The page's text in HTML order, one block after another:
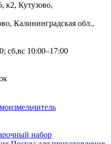
к2, Кутузово,
Калининградская обл.,
сб,вс 10:00–17:00
набор